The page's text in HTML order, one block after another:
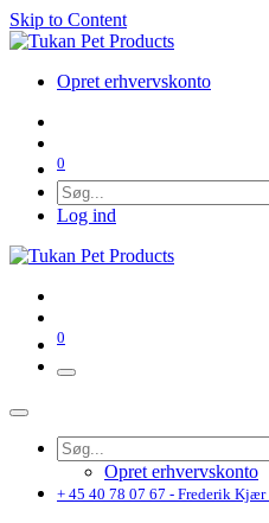
Skip to Content
Opret erhvervskonto
0
Log ind
0
Opret erhvervskonto
+ 45 40 78 07 67 - Frederik Kjær